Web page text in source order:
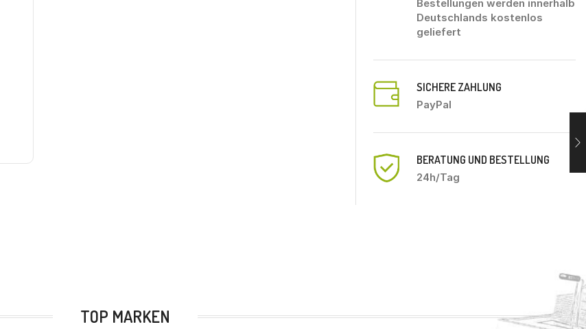
Bestellungen werden innerhalb
Deutschlands kostenlos
geliefert
SICHERE ZAHLUNG
PayPal
BERATUNG UND BESTELLUNG
24h/Tag
TOP MARKEN